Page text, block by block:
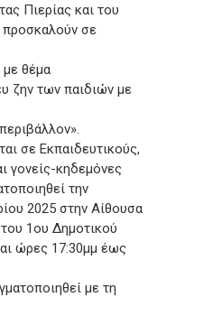
Πιερίας και του
προσκαλούν σε
θέμα
ζην των παιδιών με
σε Εκπαιδευτικούς,
γονείς-κηδεμόνες
την
2025 στην Αίθουσα
1ου Δημοτικού
ώρες 17:30μμ έως
με τη